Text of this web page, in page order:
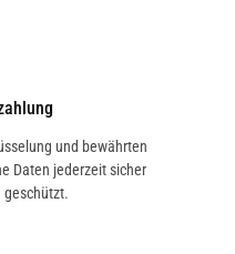
und bewährten
Daten jederzeit sicher
geschützt.